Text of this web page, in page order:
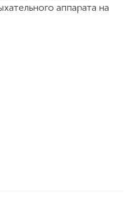
аппарата на